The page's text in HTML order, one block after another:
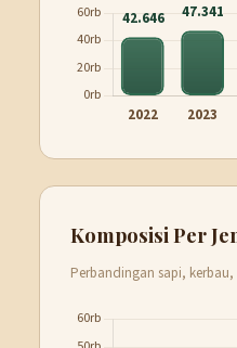
Komposisi Per
Perbandingan sapi,